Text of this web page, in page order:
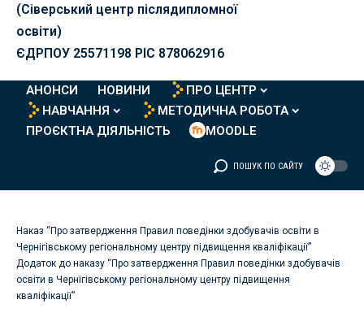
(Сіверський центр післядипломної
освіти)
ЄДРПОУ 25571198 PIC 878062916
АНОНСИ НОВИНИ
ПРО ЦЕНТР
НАВЧАННЯ
МЕТОДИЧНА РОБОТА
ПРОЄКТНА ДІЯЛЬНІСТЬ
MOODLE
ПОШУК ПО САЙТУ
Наказ “Про затвердження Правил поведінки здобувачів освіти в
Чернігівському регіональному центру підвищення кваліфікації”
Додаток до наказу “Про затвердження Правил поведінки здобувачів
освіти в Чернігівському регіональному центру підвищення
кваліфікації”